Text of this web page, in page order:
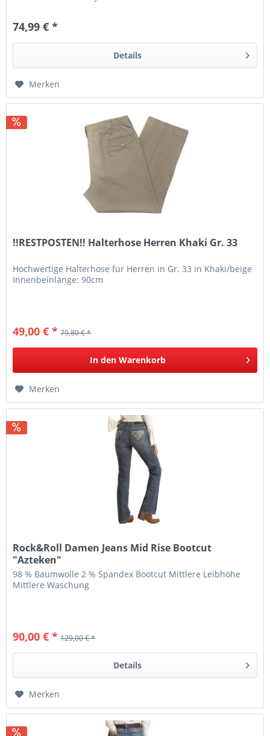
74,99 € *
Details
Merken
!!RESTPOSTEN!! Halterhose Herren Khaki Gr. 33
Hochwertige Halterhose für Herren in Gr. 33 in Khaki/beige
Innenbeinlänge: 90cm
49,00 € * 79,80 € *
In den Warenkorb
Merken
Rock&Roll Damen Jeans Mid Rise Bootcut
"Azteken"
98 % Baumwolle 2 % Spandex Bootcut Mittlere Leibhöhe
Mittlere Waschung
90,00 € * 129,00 € *
Details
Merken